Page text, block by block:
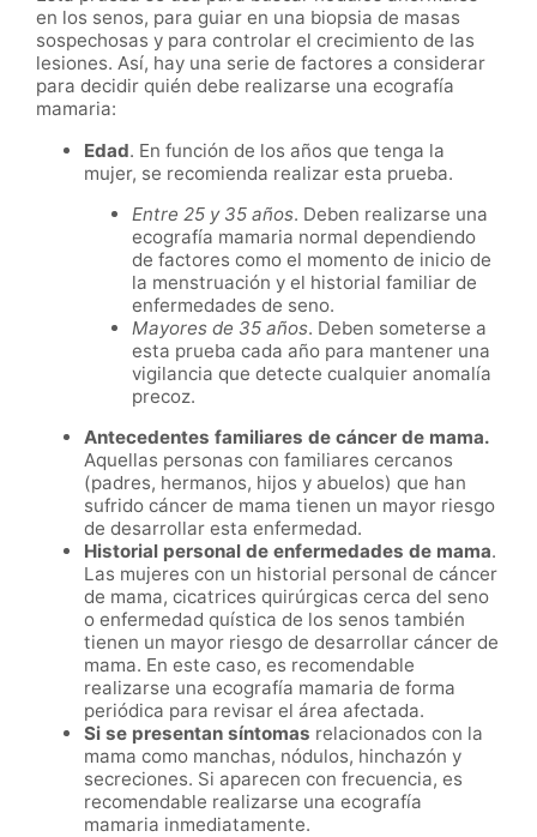
en los senos, para guiar en una biopsia de masas
sospechosas y para controlar el crecimiento de las
lesiones. Así, hay una serie de factores a considerar
para decidir quién debe realizarse una ecografía
mamaria:
Edad. En función de los años que tenga la
mujer, se recomienda realizar esta prueba.
Entre 25 y 35 años. Deben realizarse una
ecografía mamaria normal dependiendo
de factores como el momento de inicio de
la menstruación y el historial familiar de
enfermedades de seno.
Mayores de 35 años. Deben someterse a
esta prueba cada año para mantener una
vigilancia que detecte cualquier anomalía
precoz.
Antecedentes familiares de cáncer de mama.
Aquellas personas con familiares cercanos
(padres, hermanos, hijos y abuelos) que han
sufrido cáncer de mama tienen un mayor riesgo
de desarrollar esta enfermedad.
Historial personal de enfermedades de mama.
Las mujeres con un historial personal de cáncer
de mama, cicatrices quirúrgicas cerca del seno
o enfermedad quística de los senos también
tienen un mayor riesgo de desarrollar cáncer de
mama. En este caso, es recomendable
realizarse una ecografía mamaria de forma
periódica para revisar el área afectada.
Si se presentan síntomas relacionados con la
mama como manchas, nódulos, hinchazón y
secreciones. Si aparecen con frecuencia, es
recomendable realizarse una ecografía
mamaria inmediatamente.